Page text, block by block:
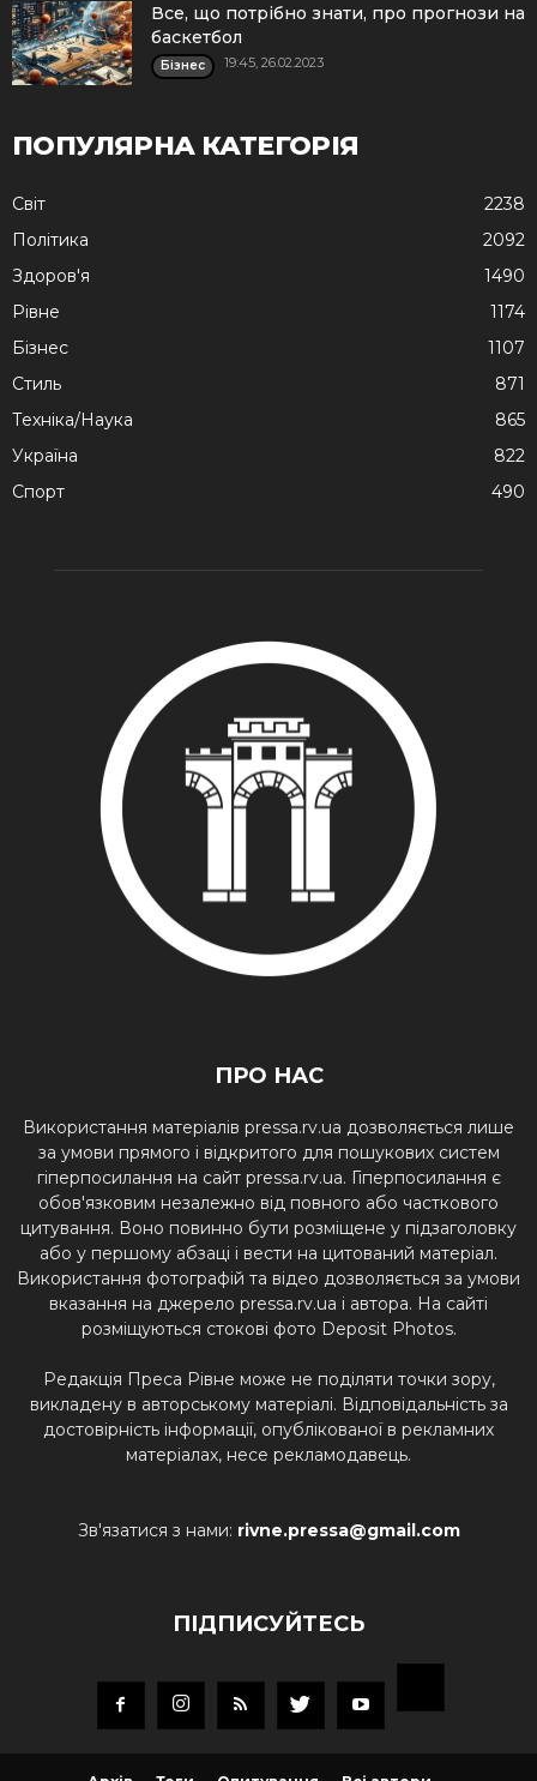
Все, що потрібно знати, про прогнози на
баскетбол
Бізнес 19:45, 26.02.2023
ПОПУЛЯРНА КАТЕГОРІЯ
Cвіт
2238
Політика
2092
Здоров'я
1490
Рівне
1174
Бізнес
1107
Стиль
871
Техніка/Наука
865
Україна
822
Спорт
490
ПРО НАС
Використання матеріалів pressa.rv.ua дозволяється лише
за умови прямого і відкритого для пошукових систем
гіперпосилання на сайт pressa.rv.ua. Гіперпосилання є
обов'язковим незалежно від повного або часткового
цитування. Воно повинно бути розміщене у підзаголовку
або у першому абзаці і вести на цитований матеріал.
Використання фотографій та відео дозволяється за умови
вказання на джерело pressa.rv.ua і автора. На сайті
розміщуються стокові фото Deposit Photos.
Редакція Преса Рівне може не поділяти точки зору,
викладену в авторському матеріалі. Відповідальність за
достовірність інформації, опублікованої в рекламних
матеріалах, несе рекламодавець.
Зв'язатися з нами: rivne.pressa@gmail.com
ПІДПИСУЙТЕСЬ